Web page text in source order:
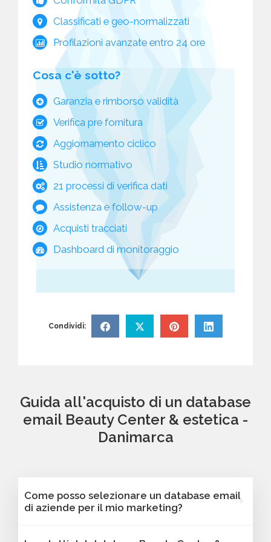
Classificati e geo-normalizzati
Profilazioni avanzate entro 24 ore
Cosa c'è sotto?
Garanzia e rimborso validità
Verifica pre fornitura
Aggiornamento ciclico
Studio normativo
21 processi di verifica dati
Assistenza e follow-up
Acquisti tracciati
Dashboard di monitoraggio
Condividi:
Guida all'acquisto di un database
email Beauty Center & estetica -
Danimarca
Come posso selezionare un database email
di aziende per il mio marketing?